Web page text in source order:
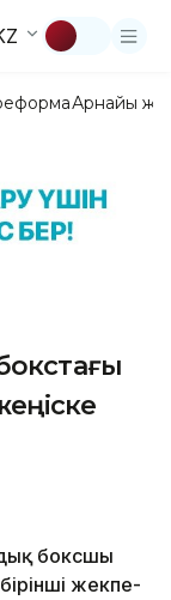
Арнайы
боксшы
жекпе-